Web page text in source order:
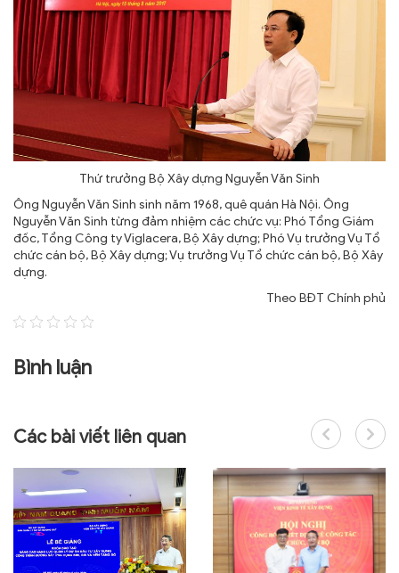
TRAO ĐỔI
Thứ trưởng Bộ Xây dựng Nguyễn Văn Sinh
Ông Nguyễn Văn Sinh sinh năm 1968, quê quán Hà Nội. Ông
Nguyễn Văn Sinh từng đảm nhiệm các chức vụ: Phó Tổng Giám
đốc, Tổng Công ty Viglacera, Bộ Xây dựng; Phó Vụ trưởng Vụ Tổ
chức cán bộ, Bộ Xây dựng; Vụ trưởng Vụ Tổ chức cán bộ, Bộ Xây
dựng.
Theo BĐT Chính phủ
Bình luận
Các bài viết liên quan